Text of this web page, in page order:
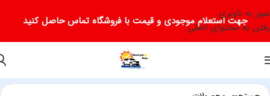
عبور به ناوبری
رفتن به محتوای اصلی
جهت استعلام موجودی و قیمت با فروشگاه تماس حاصل کنید